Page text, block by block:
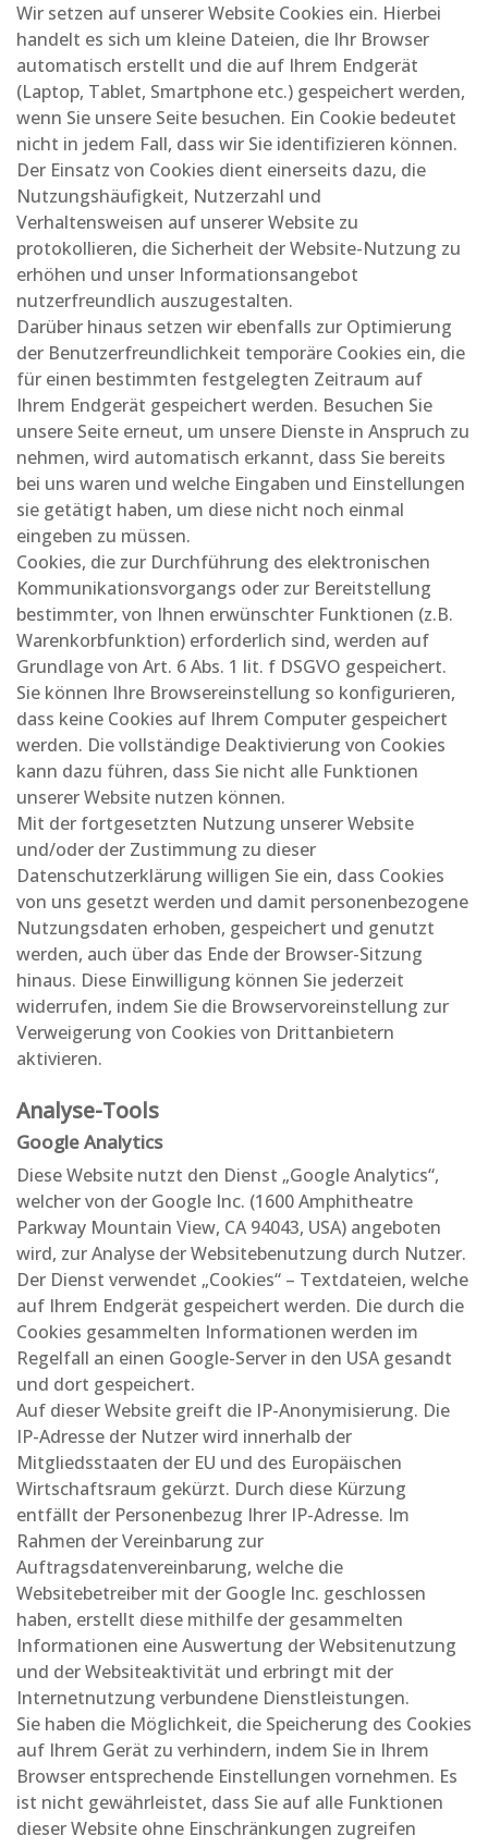
Wir setzen auf unserer Website Cookies ein. Hierbei
handelt es sich um kleine Dateien, die Ihr Browser
automatisch erstellt und die auf Ihrem Endgerät
(Laptop, Tablet, Smartphone etc.) gespeichert werden,
wenn Sie unsere Seite besuchen. Ein Cookie bedeutet
nicht in jedem Fall, dass wir Sie identifizieren können.
Der Einsatz von Cookies dient einerseits dazu, die
Nutzungshäufigkeit, Nutzerzahl und
Verhaltensweisen auf unserer Website zu
protokollieren, die Sicherheit der Website-Nutzung zu
erhöhen und unser Informationsangebot
nutzerfreundlich auszugestalten.
Darüber hinaus setzen wir ebenfalls zur Optimierung
der Benutzerfreundlichkeit temporäre Cookies ein, die
für einen bestimmten festgelegten Zeitraum auf
Ihrem Endgerät gespeichert werden. Besuchen Sie
unsere Seite erneut, um unsere Dienste in Anspruch zu
nehmen, wird automatisch erkannt, dass Sie bereits
bei uns waren und welche Eingaben und Einstellungen
sie getätigt haben, um diese nicht noch einmal
eingeben zu müssen.
Cookies, die zur Durchführung des elektronischen
Kommunikationsvorgangs oder zur Bereitstellung
bestimmter, von Ihnen erwünschter Funktionen (z.B.
Warenkorbfunktion) erforderlich sind, werden auf
Grundlage von Art. 6 Abs. 1 lit. f DSGVO gespeichert.
Sie können Ihre Browsereinstellung so konfigurieren,
dass keine Cookies auf Ihrem Computer gespeichert
werden. Die vollständige Deaktivierung von Cookies
kann dazu führen, dass Sie nicht alle Funktionen
unserer Website nutzen können.
Mit der fortgesetzten Nutzung unserer Website
und/oder der Zustimmung zu dieser
Datenschutzerklärung willigen Sie ein, dass Cookies
von uns gesetzt werden und damit personenbezogene
Nutzungsdaten erhoben, gespeichert und genutzt
werden, auch über das Ende der Browser-Sitzung
hinaus. Diese Einwilligung können Sie jederzeit
widerrufen, indem Sie die Browservoreinstellung zur
Verweigerung von Cookies von Drittanbietern
aktivieren.
Analyse-Tools
Google Analytics
Diese Website nutzt den Dienst „Google Analytics“,
welcher von der Google Inc. (1600 Amphitheatre
Parkway Mountain View, CA 94043, USA) angeboten
wird, zur Analyse der Websitebenutzung durch Nutzer.
Der Dienst verwendet „Cookies“ – Textdateien, welche
auf Ihrem Endgerät gespeichert werden. Die durch die
Cookies gesammelten Informationen werden im
Regelfall an einen Google-Server in den USA gesandt
und dort gespeichert.
Auf dieser Website greift die IP-Anonymisierung. Die
IP-Adresse der Nutzer wird innerhalb der
Mitgliedsstaaten der EU und des Europäischen
Wirtschaftsraum gekürzt. Durch diese Kürzung
entfällt der Personenbezug Ihrer IP-Adresse. Im
Rahmen der Vereinbarung zur
Auftragsdatenvereinbarung, welche die
Websitebetreiber mit der Google Inc. geschlossen
haben, erstellt diese mithilfe der gesammelten
Informationen eine Auswertung der Websitenutzung
und der Websiteaktivität und erbringt mit der
Internetnutzung verbundene Dienstleistungen.
Sie haben die Möglichkeit, die Speicherung des Cookies
auf Ihrem Gerät zu verhindern, indem Sie in Ihrem
Browser entsprechende Einstellungen vornehmen. Es
ist nicht gewährleistet, dass Sie auf alle Funktionen
dieser Website ohne Einschränkungen zugreifen